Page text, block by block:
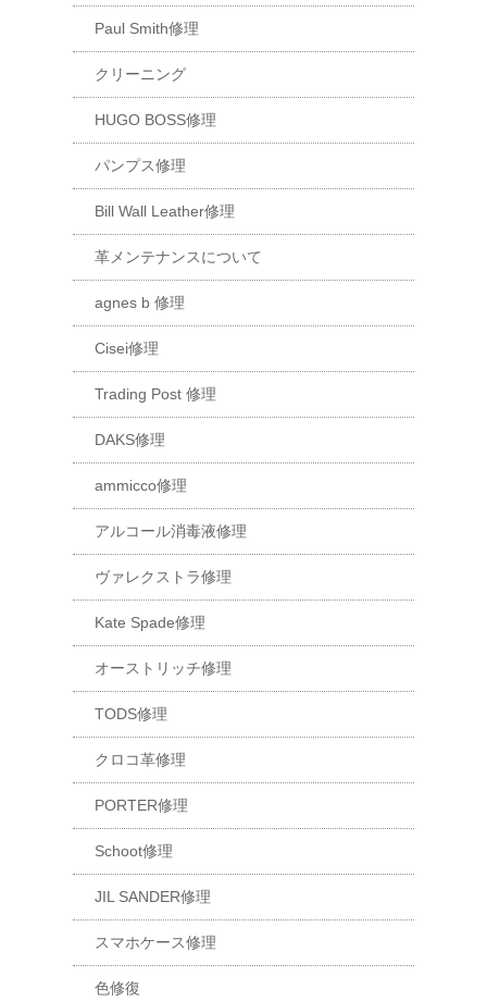
Paul Smith修理
クリーニング
HUGO BOSS修理
パンプス修理
Bill Wall Leather修理
革メンテナンスについて
agnes b 修理
Cisei修理
Trading Post 修理
DAKS修理
ammicco修理
アルコール消毒液修理
ヴァレクストラ修理
Kate Spade修理
オーストリッチ修理
TODS修理
クロコ革修理
PORTER修理
Schoot修理
JIL SANDER修理
スマホケース修理
色修復